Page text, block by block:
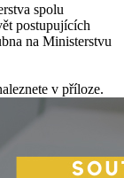
spolu
postupujících
na Ministerstvu
v příloze.